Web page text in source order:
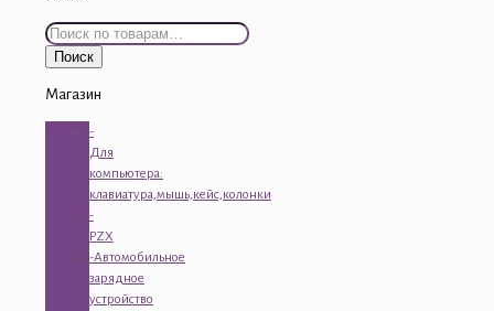
Искать:
Поиск
Магазин
-
Для
компьютера:
клавиатура,мышь,кейс,колонки
-
PZX
-Автомобильное
зарядное
устройство